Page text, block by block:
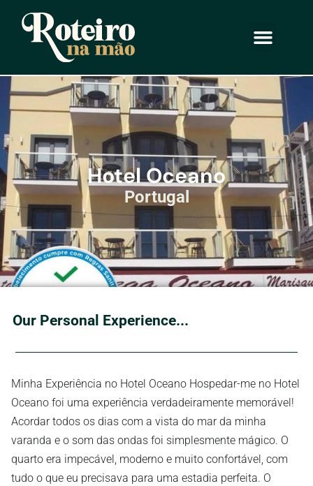
Hotel Oceano
Portugal
Our Personal Experience...
Minha Experiência no Hotel Oceano Hospedar-me no Hotel
Oceano foi uma experiência verdadeiramente memorável!
Acordar todos os dias com a vista do mar da minha
varanda e o som das ondas foi simplesmente mágico. O
quarto era impecável, moderno e muito confortável, com
tudo o que eu precisava para uma estadia perfeita. O